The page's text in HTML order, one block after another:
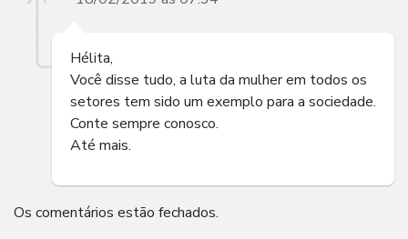
Hélita,
Você disse tudo, a luta da mulher em todos os
setores tem sido um exemplo para a sociedade.
Conte sempre conosco.
Até mais.
Os comentários estão fechados.